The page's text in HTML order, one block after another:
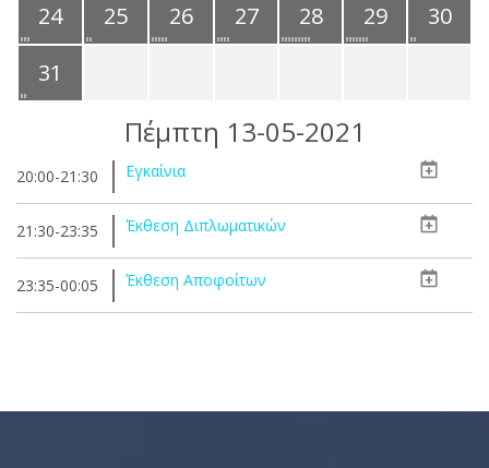
24
25 26 27 28 29
30
31
Πέμπτη 13-05-2021
20:00-21:30 Εγκαίνια
21:30-23:35 Έκθεση Διπλωματικών
23:35-00:05 Έκθεση Αποφοίτων